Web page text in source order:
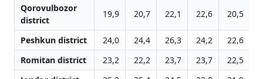
Qorovulbozor
district
19,9 20,7 22,1 22,6 20,5
Peshkun district 24,0 24,4 26,3 24,2 22,6
Romitan district
23,2 22,2 23,7 23,7 22,5